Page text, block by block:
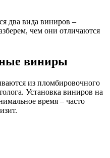
два вида виниров –
чем они отличаются
виниры
из пломбировочного
Установка виниров на
время – часто